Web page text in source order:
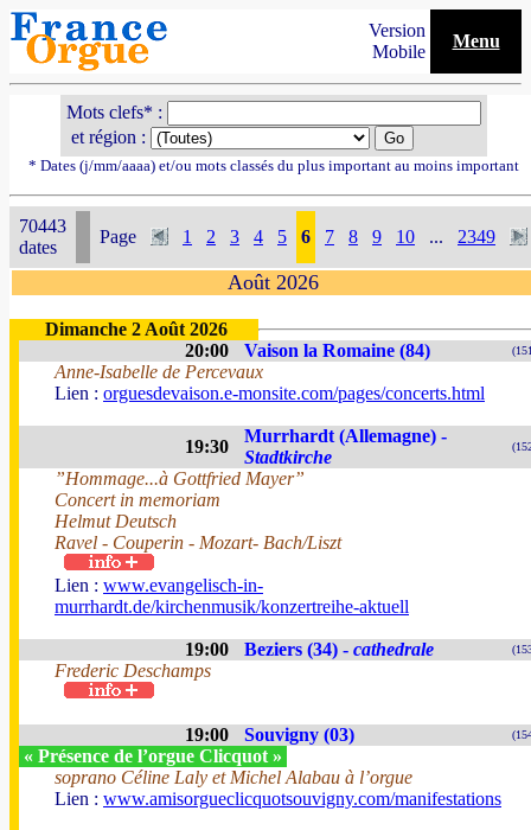
Version
Mobile
Menu
Mots clefs* :
et région :
* Dates (j/mm/aaaa) et/ou mots classés du plus important au moins important
70443
dates
Page 1 2 3 4 5 6 7 8 9 10 ... 2349
Août 2026
Dimanche 2 Août 2026
20:00
Vaison la Romaine (84)
Anne-Isabelle de Percevaux
Lien : orguesdevaison.e-monsite.com/pages/concerts.html
19:30
Murrhardt (Allemagne) -
Stadtkirche
”Hommage...à Gottfried Mayer”
Concert in memoriam
Helmut Deutsch
Ravel - Couperin - Mozart- Bach/Liszt
Lien : www.evangelisch-in-
murrhardt.de/kirchenmusik/konzertreihe-aktuell
19:00 Beziers (34) - cathedrale
Frederic Deschamps
19:00 Souvigny (03)
« Présence de l’orgue Clicquot »
soprano Céline Laly et Michel Alabau à l’orgue
Lien : www.amisorgueclicquotsouvigny.com/manifestations